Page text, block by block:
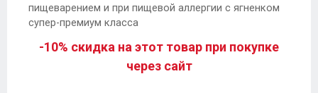
пищеварением и при пищевой аллергии с ягненком
супер-премиум класса
-10% скидка на этот товар при покупке
через сайт